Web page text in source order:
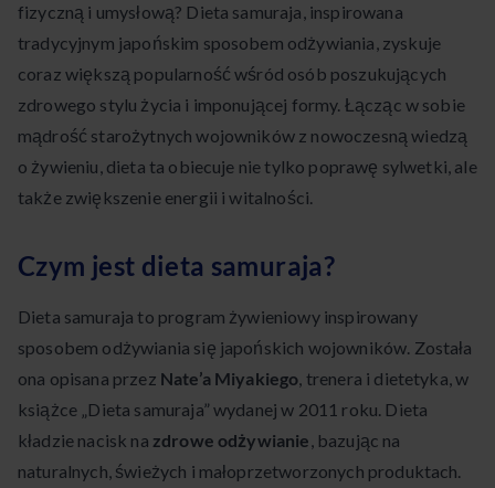
fizyczną i umysłową? Dieta samuraja, inspirowana
tradycyjnym japońskim sposobem odżywiania, zyskuje
coraz większą popularność wśród osób poszukujących
zdrowego stylu życia i imponującej formy. Łącząc w sobie
mądrość starożytnych wojowników z nowoczesną wiedzą
o żywieniu, dieta ta obiecuje nie tylko poprawę sylwetki, ale
także zwiększenie energii i witalności.
Czym jest dieta samuraja?
Dieta samuraja to program żywieniowy inspirowany
sposobem odżywiania się japońskich wojowników. Została
ona opisana przez Nate’a Miyakiego, trenera i dietetyka, w
książce „Dieta samuraja” wydanej w 2011 roku. Dieta
kładzie nacisk na zdrowe odżywianie, bazując na
naturalnych, świeżych i małoprzetworzonych produktach.